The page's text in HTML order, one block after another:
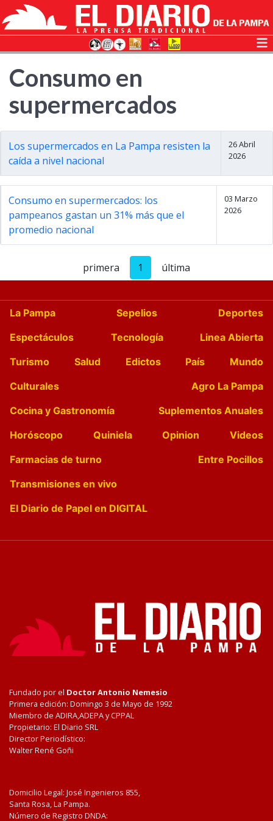
Consumo en
supermercados
Los supermercados en La Pampa resisten la
caída a nivel nacional
26 Abril
2026
Consumo en supermercados: los
pampeanos gastan un 31% más que el
promedio nacional
03 Marzo
2026
primera 1 última
La Pampa Sepelios
Deportes
Espectáculos
Tecnología
Linea Abierta
Turismo
Salud Edictos País
Mundo
Culturales
Agro La Pampa
Cocina y Gastronomía
Suplementos Anuales
Horóscopo
Quiniela Opinion
Videos
Farmacias de turno
Entre Pocillos
Transmisiones en vivo
El Diario de Papel en DIGITAL
Fundado por el Doctor Antonio Nemesio
Primera edición: Domingo 3 de Mayo de 1992
Miembro de ADIRA,ADEPA y CPPAL
Propietario: El Diario SRL
Director Periodístico:
Walter René Goñi
Domicilio Legal: José Ingenieros 855,
Santa Rosa, La Pampa.
Número de Registro DNDA: